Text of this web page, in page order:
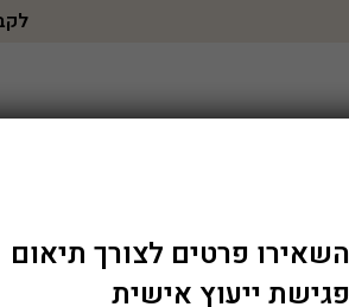
השאירו פרטים לצורך תיאום
פגישת ייעוץ אישית